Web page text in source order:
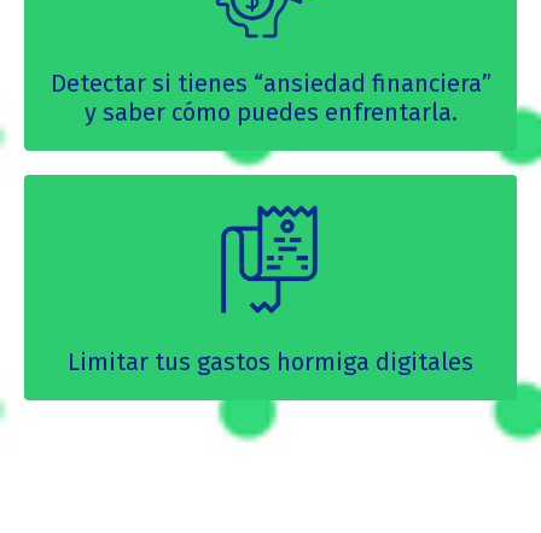
Detectar si tienes “ansiedad financiera”
y saber cómo puedes enfrentarla.
Limitar tus gastos hormiga digitales